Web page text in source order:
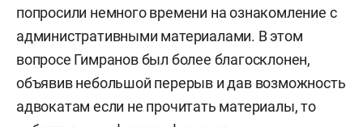
попросили немного времени на ознакомление с
административными материалами. В этом
вопросе Гимранов был более благосклонен,
объявив небольшой перерыв и дав возможность
адвокатам если не прочитать материалы, то